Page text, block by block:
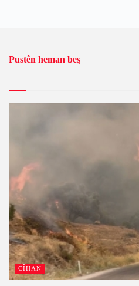
Pustên heman beş
CÎHAN